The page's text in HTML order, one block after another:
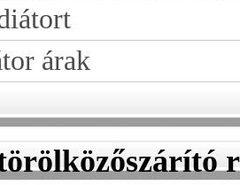
árak